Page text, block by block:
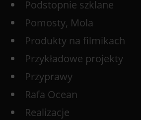
Podstopnie szklane
Pomosty, Mola
Produkty na filmikach
Przykładowe projekty
Przyprawy
Rafa Ocean
Realizacje